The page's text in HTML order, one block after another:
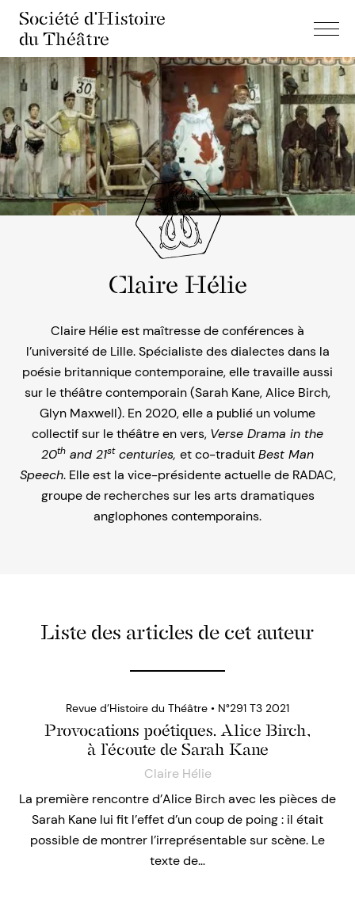
Société d'Histoire
du Théâtre
Claire Hélie
Claire Hélie est maîtresse de conférences à
l’université de Lille. Spécialiste des dialectes dans la
poésie britannique contemporaine, elle travaille aussi
sur le théâtre contemporain (Sarah Kane, Alice Birch,
Glyn Maxwell). En 2020, elle a publié un volume
collectif sur le théâtre en vers, Verse Drama in the
20th and 21stcenturies, et co-traduitBest Man
Speech. Elle est la vice-présidente actuelle de RADAC,
groupe de recherches sur les arts dramatiques
anglophones contemporains.
Liste des articles de cet auteur
Revue d’Histoire du Théâtre • N°291 T3 2021
Provocations poétiques. Alice Birch,
à l’écoute de Sarah Kane
Claire Hélie
La première rencontre d’Alice Birch avec les pièces de
Sarah Kane lui fit l’effet d’un coup de poing : il était
possible de montrer l’irreprésentable sur scène. Le
texte de…